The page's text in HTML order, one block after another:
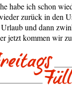
habe ich schon
zurück in den
und dann
jetzt kommen wir